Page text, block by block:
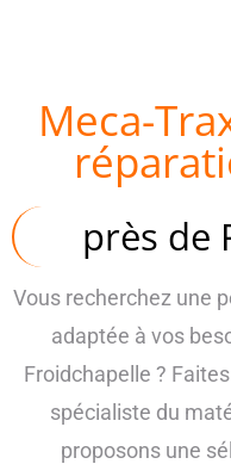
Meca-
près de
Vous recherchez une
adaptée à vos
Froidchapelle ?
spécialiste du
proposons une